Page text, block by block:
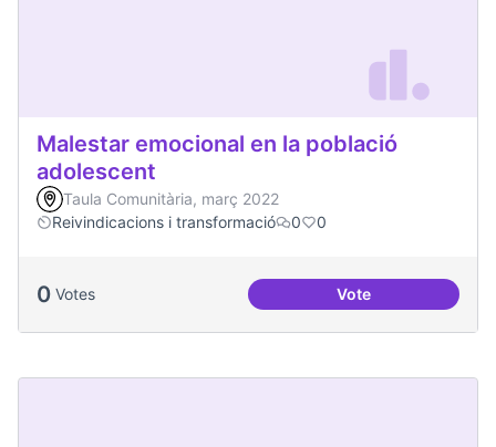
Malestar emocional en la població
adolescent
Taula Comunitària, març 2022
Reivindicacions i transformació
0 0
0 Votes VoteMalestar